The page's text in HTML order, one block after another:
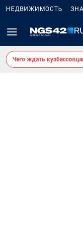
НЕДВИЖИМОСТЬ
Чего ждать